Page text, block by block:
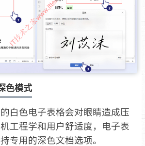
色模式
白色电子表格会对眼睛造成压
工程学和用户舒适度，电子表
专用的深色文档选项。